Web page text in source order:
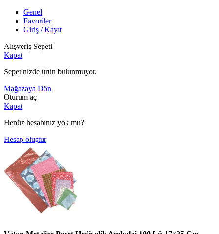
Genel
Favoriler
Giriş / Kayıt
Alışveriş Sepeti
Kapat
Sepetinizde ürün bulunmuyor.
Mağazaya Dön
Oturum aç
Kapat
Henüz hesabınız yok mu?
Hesap oluştur